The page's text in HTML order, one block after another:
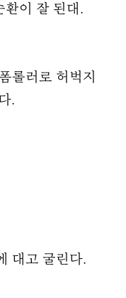
환이 잘 된대.
롤러로 허벅지
.
대고 굴린다.